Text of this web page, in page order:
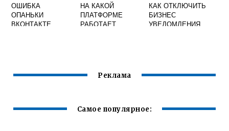
ОШИБКА
ОПАНЬКИ
ВКОНТАКТЕ
НА КАКОЙ
ПЛАТФОРМЕ
РАБОТАЕТ
КАК ОТКЛЮЧИТЬ
БИЗНЕС
УВЕДОМЛЕНИЯ
Реклама
Самое популярное: